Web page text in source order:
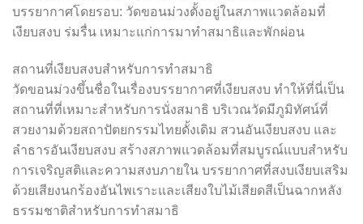
บรรยากาศโดยรอบ: วัดขอนม่วงตั้งอยู่ในสภาพแวดล้อมที่
เงียบสงบ ร่มรื่น เหมาะแก่การมาทำสมาธิและพักผ่อน
สถานที่เงียบสงบสำหรับการทำสมาธิ
วัดขอนม่วงขึ้นชื่อในเรื่องบรรยากาศที่เงียบสงบ ทำให้ที่นี่เป็น
สถานที่ที่เหมาะสำหรับการนั่งสมาธิ บริเวณวัดมีภูมิทัศน์ที่
สวยงามด้วยสถาปัตยกรรมไทยดั้งเดิม สวนอันเงียบสงบ และ
ลำธารอันเงียบสงบ สร้างสภาพแวดล้อมที่สมบูรณ์แบบสำหรับ
การเจริญสติและความสงบภายใน บรรยากาศที่สงบเงียบเสริม
ด้วยเสียงนกร้องอันไพเราะและเสียงใบไม้เสียดสีเป็นฉากหลัง
ธรรมชาติสำหรับการทำสมาธิ